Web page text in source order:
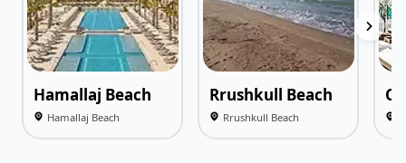
Hamallaj Beach
Hamallaj Beach
Rrushkull Beach
Rrushkull Beach